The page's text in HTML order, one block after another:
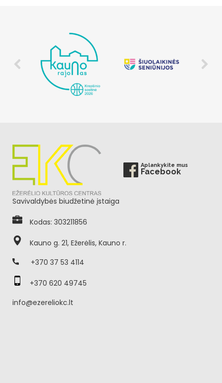
Aplankykite mus
Facebook
Savivaldybės biudžetinė įstaiga
Kodas: 303211856
Kauno g. 21, Ežerėlis, Kauno r.
+370 37 53 4114
+370 620 49745
info@ezereliokc.lt